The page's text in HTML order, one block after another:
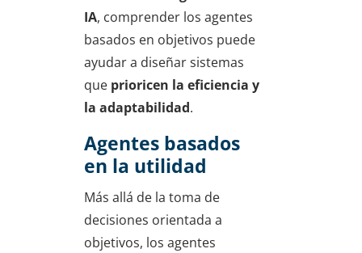
IA, comprender los agentes
basados en objetivos puede
ayudar a diseñar sistemas
que prioricen la eficiencia y
la adaptabilidad.
Agentes basados
en la utilidad
Más allá de la toma de
decisiones orientada a
objetivos, los agentes